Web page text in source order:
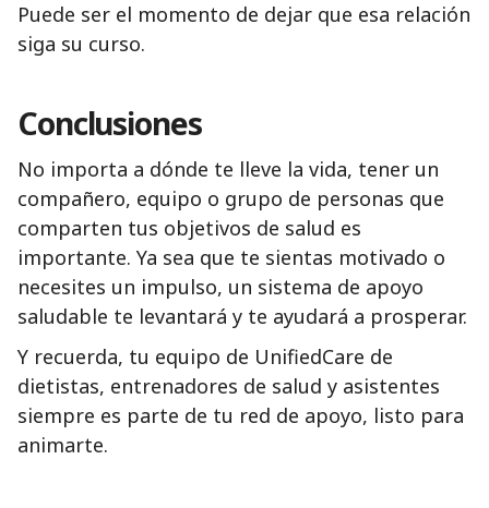
Puede ser el momento de dejar que esa relación
siga su curso.
Conclusiones
No importa a dónde te lleve la vida, tener un
compañero, equipo o grupo de personas que
comparten tus objetivos de salud es
importante. Ya sea que te sientas motivado o
necesites un impulso, un sistema de apoyo
saludable te levantará y te ayudará a prosperar.
Y recuerda, tu equipo de UnifiedCare de
dietistas, entrenadores de salud y asistentes
siempre es parte de tu red de apoyo, listo para
animarte.